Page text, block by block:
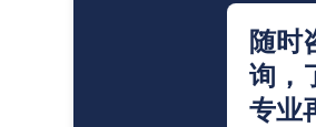
随时
询，
专业